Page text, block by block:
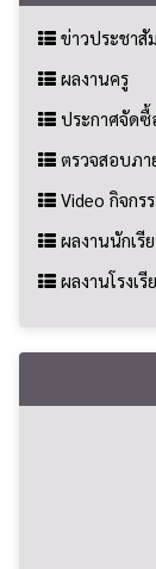
ข่าวประชา
ผลงานครู
ประกาศจัดซื้
ตรวจสอบภา
Video กิจกร
ผลงานนักเรี
ผลงานโรงเรี